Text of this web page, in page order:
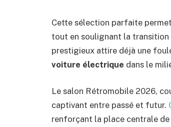
Cette sélection parfaite
tout en soulignant la transition
prestigieux attire déjà une
voiture électrique dans le
Le salon Rétromobile 2026,
captivant entre passé et futur.
renforçant la place centrale de